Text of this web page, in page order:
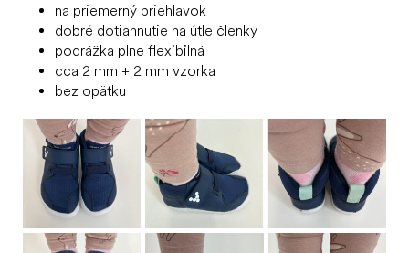
na priemerný priehlavok
dobré dotiahnutie na útle členky
podrážka plne flexibilná
cca 2 mm + 2 mm vzorka
bez opätku